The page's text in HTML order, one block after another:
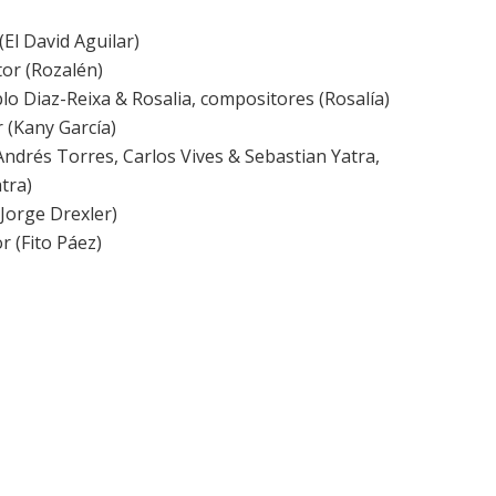
David Aguilar)
(Rozalén)
Diaz-Reixa & Rosalia, compositores (Rosalía)
(Kany García)
Torres, Carlos Vives & Sebastian Yatra,
Drexler)
(Fito Páez)